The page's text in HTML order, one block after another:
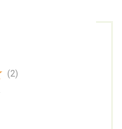
(2)